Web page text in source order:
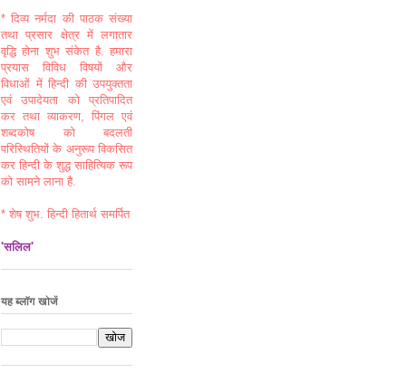
* दिव्य नर्मदा की पाठक संख्या
तथा प्रसार क्षेत्र में लगातार
वृद्धि होना शुभ संकेत है. हमारा
प्रयास विविध विषयों और
विधाओं में हिन्दी की उपयुक्तता
एवं उपादेयता को प्रतिपादित
कर तथा व्याकरण, पिंगल एवं
शब्दकोष को बदलती
परिस्थितियों के अनुरूप विकसित
कर हिन्दी के शुद्ध साहित्यिक रूप
को सामने लाना है.
* शेष शुभ. हिन्दी हितार्थ समर्पित
'सलिल'
यह ब्लॉग खोजें